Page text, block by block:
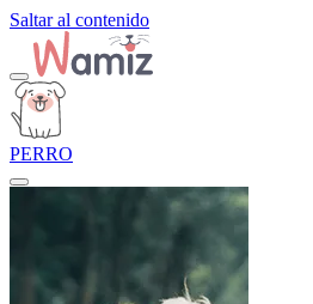
Saltar al contenido
PERRO